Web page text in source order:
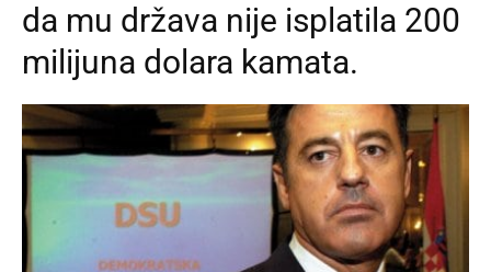
da mu država nije isplatila 200
milijuna dolara kamata.